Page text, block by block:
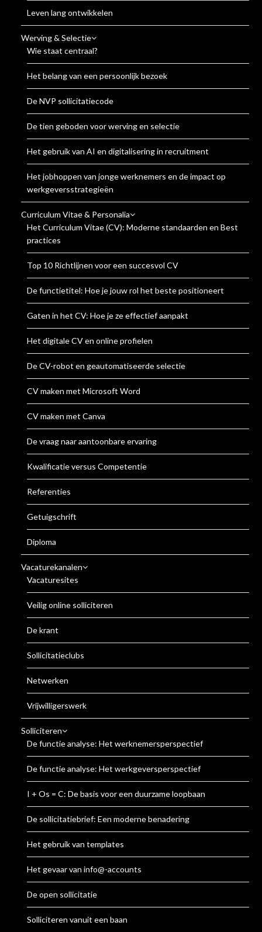
Leven lang ontwikkelen
Werving & Selectie
Wie staat centraal?
Het belang van een persoonlijk bezoek
De NVP sollicitatiecode
De tien geboden voor werving en selectie
Het gebruik van AI en digitalisering in recruitment
Het jobhoppen van jonge werknemers en de impact op
werkgeversstrategieën
Curriculum Vitae & Personalia
Het Curriculum Vitae (CV): Moderne standaarden en Best
practices
Top 10 Richtlijnen voor een succesvol CV
De functietitel: Hoe je jouw rol het beste positioneert
Gaten in het CV: Hoe je ze effectief aanpakt
Het digitale CV en online profielen
De CV-robot en geautomatiseerde selectie
CV maken met Microsoft Word
CV maken met Canva
De vraag naar aantoonbare ervaring
Kwalificatie versus Competentie
Referenties
Getuigschrift
Diploma
Vacaturekanalen
Vacaturesites
Veilig online solliciteren
De krant
Sollicitatieclubs
Netwerken
Vrijwilligerswerk
Solliciteren
De functie analyse: Het werknemersperspectief
De functie analyse: Het werkgeversperspectief
I + Os = C: De basis voor een duurzame loopbaan
De sollicitatiebrief: Een moderne benadering
Het gebruik van templates
Het gevaar van info@-accounts
De open sollicitatie
Solliciteren vanuit een baan